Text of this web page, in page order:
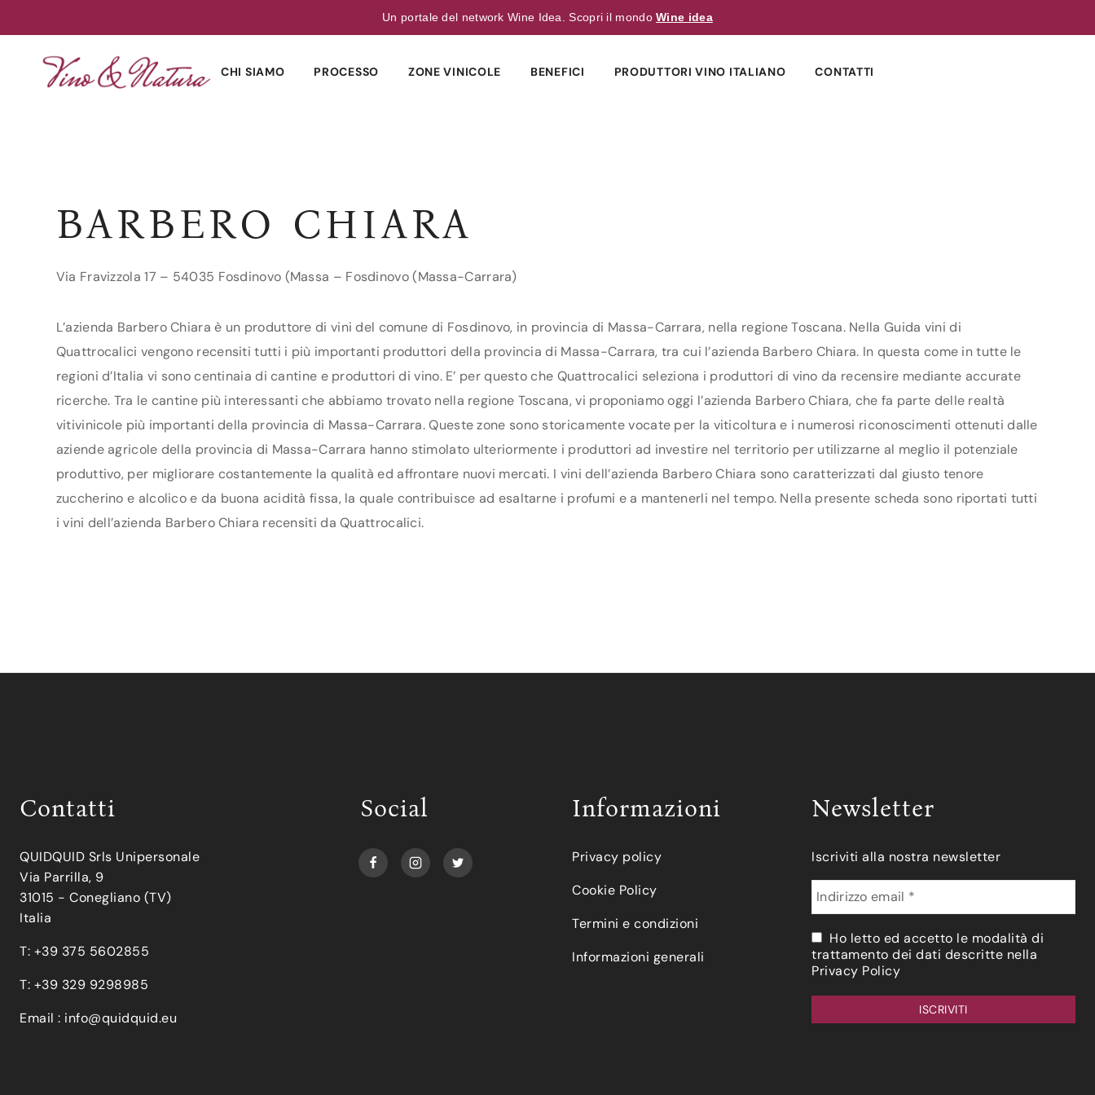
Un portale del network Wine Idea. Scopri il mondoWine idea
CHI SIAMO PROCESSO ZONE VINICOLE BENEFICI PRODUTTORI VINO ITALIANO CONTATTI
BARBERO CHIARA
Via Fravizzola 17 – 54035 Fosdinovo (Massa – Fosdinovo (Massa-Carrara)
L’azienda Barbero Chiara è un produttore di vini del comune di Fosdinovo, in provincia di Massa-Carrara, nella regione Toscana. Nella Guida vini di
Quattrocalici vengono recensiti tutti i più importanti produttori della provincia di Massa-Carrara, tra cui l’azienda Barbero Chiara. In questa come in tutte le
regioni d’Italia vi sono centinaia di cantine e produttori di vino. E’ per questo che Quattrocalici seleziona i produttori di vino da recensire mediante accurate
ricerche. Tra le cantine più interessanti che abbiamo trovato nella regione Toscana, vi proponiamo oggi l’azienda Barbero Chiara, che fa parte delle realtà
vitivinicole più importanti della provincia di Massa-Carrara. Queste zone sono storicamente vocate per la viticoltura e i numerosi riconoscimenti ottenuti dalle
aziende agricole della provincia di Massa-Carrara hanno stimolato ulteriormente i produttori ad investire nel territorio per utilizzarne al meglio il potenziale
produttivo, per migliorare costantemente la qualità ed affrontare nuovi mercati. I vini dell’azienda Barbero Chiara sono caratterizzati dal giusto tenore
zuccherino e alcolico e da buona acidità fissa, la quale contribuisce ad esaltarne i profumi e a mantenerli nel tempo. Nella presente scheda sono riportati tutti
i vini dell’azienda Barbero Chiara recensiti da Quattrocalici.
Contatti
QUIDQUID Srls Unipersonale
Via Parrilla, 9
31015 - Conegliano (TV)
Italia
T: +39 375 5602855
T: +39 329 9298985
Email : info@quidquid.eu
Social Informazioni
Privacy policy
Cookie Policy
Termini e condizioni
Informazioni generali
Newsletter
Iscriviti alla nostra newsletter
Ho letto ed accetto le modalità di
trattamento dei dati descritte nella
Privacy Policy